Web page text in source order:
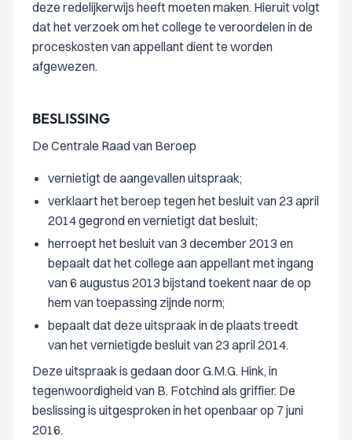
deze redelijkerwijs heeft moeten maken. Hieruit volgt
dat het verzoek om het college te veroordelen in de
proceskosten van appellant dient te worden
afgewezen.
BESLISSING
De Centrale Raad van Beroep
vernietigt de aangevallen uitspraak;
verklaart het beroep tegen het besluit van 23 april
2014 gegrond en vernietigt dat besluit;
herroept het besluit van 3 december 2013 en
bepaalt dat het college aan appellant met ingang
van 6 augustus 2013 bijstand toekent naar de op
hem van toepassing zijnde norm;
bepaalt dat deze uitspraak in de plaats treedt
van het vernietigde besluit van 23 april 2014.
Deze uitspraak is gedaan door G.M.G. Hink, in
tegenwoordigheid van B. Fotchind als griffier. De
beslissing is uitgesproken in het openbaar op 7 juni
2016.